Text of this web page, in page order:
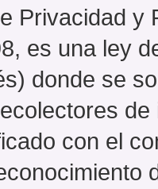
Privacidad
es una ley
donde se
con el